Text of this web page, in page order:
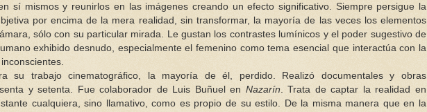
sí mismos y reunirlos en las imágenes creando un efecto significativo. Siempre persigue la
por encima de la mera realidad, sin transformar, la mayoría de las veces los elementos
sólo con su particular mirada. Le gustan los contrastes lumínicos y el poder sugestivo de
exhibido desnudo, especialmente el femenino como tema esencial que interactúa con la
su trabajo cinematográfico, la mayoría de él, perdido. Realizó documentales y obras
y setenta. Fue colaborador de Luis Buñuel en Nazarín . Trata de captar la realidad en
cualquiera, sino llamativo, como es propio de su estilo. De la misma manera que en la